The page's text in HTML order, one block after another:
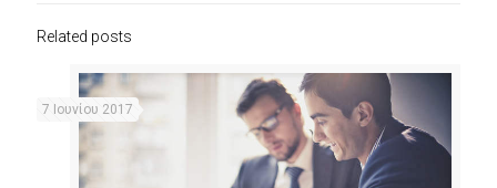
Related posts
7 Ιουνίου 2017